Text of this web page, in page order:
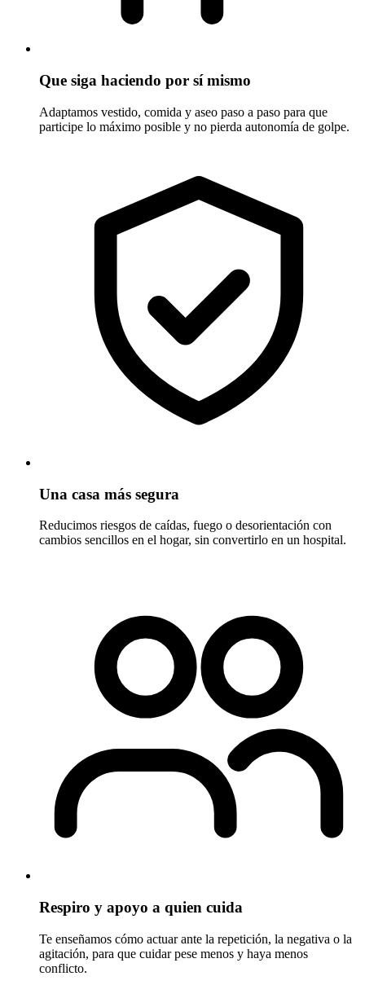
Que siga haciendo por sí mismo
Adaptamos vestido, comida y aseo paso a paso para que
participe lo máximo posible y no pierda autonomía de golpe.
Una casa más segura
Reducimos riesgos de caídas, fuego o desorientación con
cambios sencillos en el hogar, sin convertirlo en un hospital.
Respiro y apoyo a quien cuida
Te enseñamos cómo actuar ante la repetición, la negativa o la
agitación, para que cuidar pese menos y haya menos
conflicto.